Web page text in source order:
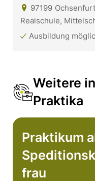
97199 Ochsenfurt
Realschule,
Ausbildung
Weitere
Praktika
Praktikum
frau